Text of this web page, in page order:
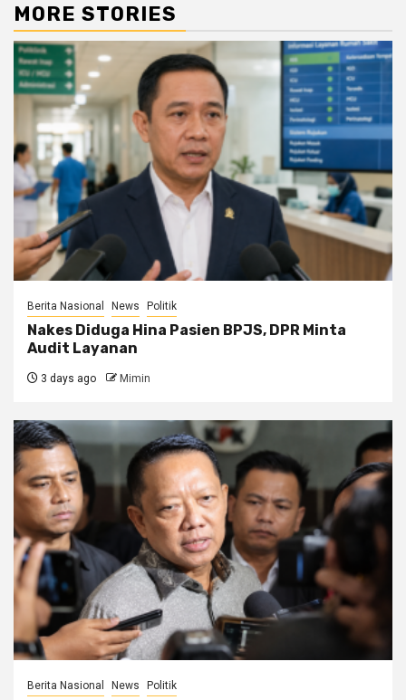
MORE STORIES
Berita Nasional News Politik
Nakes Diduga Hina Pasien BPJS, DPR Minta
Audit Layanan
3 days ago Mimin
Berita Nasional News Politik